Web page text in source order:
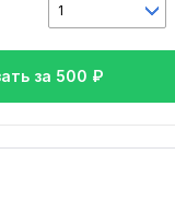
1
за 500 ₽